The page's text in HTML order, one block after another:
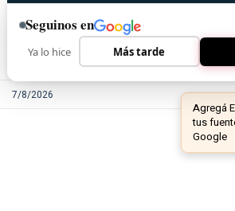
7/8/2026
Seguinos en
Ya lo hice Más tarde